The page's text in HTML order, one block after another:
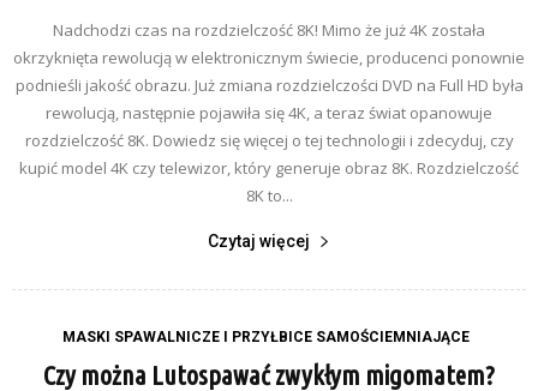
Nadchodzi czas na rozdzielczość 8K! Mimo że już 4K została
okrzyknięta rewolucją w elektronicznym świecie, producenci ponownie
podnieśli jakość obrazu. Już zmiana rozdzielczości DVD na Full HD była
rewolucją, następnie pojawiła się 4K, a teraz świat opanowuje
rozdzielczość 8K. Dowiedz się więcej o tej technologii i zdecyduj, czy
kupić model 4K czy telewizor, który generuje obraz 8K. Rozdzielczość
8K to...
Czytaj więcej
MASKI SPAWALNICZE I PRZYŁBICE SAMOŚCIEMNIAJĄCE
Czy można Lutospawać zwykłym migomatem?